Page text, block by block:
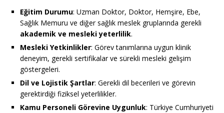
Eğitim Durumu: Uzman Doktor, Doktor, Hemşire, Ebe,
Sağlık Memuru ve diğer sağlık meslek gruplarında gerekli
akademik ve mesleki yeterlilik.
Mesleki Yetkinlikler: Görev tanımlarına uygun klinik
deneyim, gerekli sertifikalar ve sürekli mesleki gelişim
göstergeleri.
Dil ve Lojistik Şartlar: Gerekli dil becerileri ve görevin
gerektirdiği fiziksel yeterlilikler.
Kamu Personeli Görevine Uygunluk: Türkiye Cumhuriyeti